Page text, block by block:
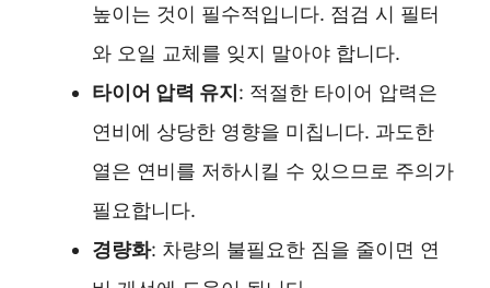
높이는 것이 필수적입니다. 점검 시 필터
와 오일 교체를 잊지 말아야 합니다.
타이어 압력 유지: 적절한 타이어 압력은
연비에 상당한 영향을 미칩니다. 과도한
열은 연비를 저하시킬 수 있으므로 주의가
필요합니다.
경량화: 차량의 불필요한 짐을 줄이면 연